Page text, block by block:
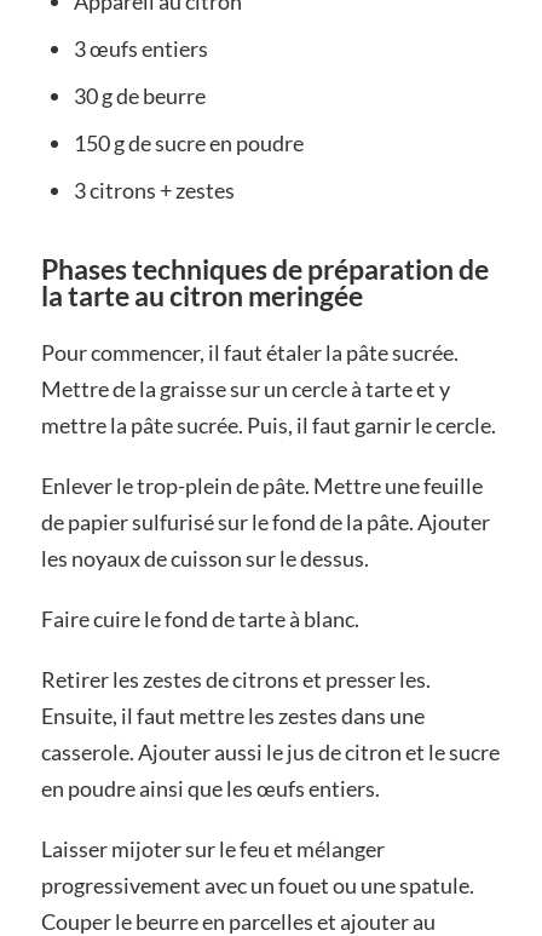
3 œufs entiers
30 g de beurre
150 g de sucre en poudre
3 citrons + zestes
Phases techniques de préparation de
la tarte au citron meringée
Pour commencer, il faut étaler la pâte sucrée.
Mettre de la graisse sur un cercle à tarte et y
mettre la pâte sucrée. Puis, il faut garnir le cercle.
Enlever le trop-plein de pâte. Mettre une feuille
de papier sulfurisé sur le fond de la pâte. Ajouter
les noyaux de cuisson sur le dessus.
Faire cuire le fond de tarte à blanc.
Retirer les zestes de citrons et presser les.
Ensuite, il faut mettre les zestes dans une
casserole. Ajouter aussi le jus de citron et le sucre
en poudre ainsi que les œufs entiers.
Laisser mijoter sur le feu et mélanger
progressivement avec un fouet ou une spatule.
Couper le beurre en parcelles et ajouter au